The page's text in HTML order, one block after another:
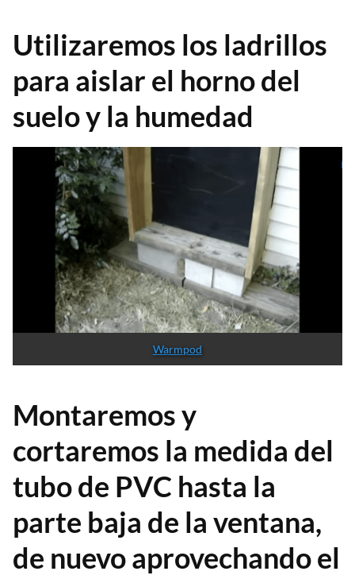
Utilizaremos los ladrillos
para aislar el horno del
suelo y la humedad
Warmpod
Montaremos y
cortaremos la medida del
tubo de PVC hasta la
parte baja de la ventana,
de nuevo aprovechando el